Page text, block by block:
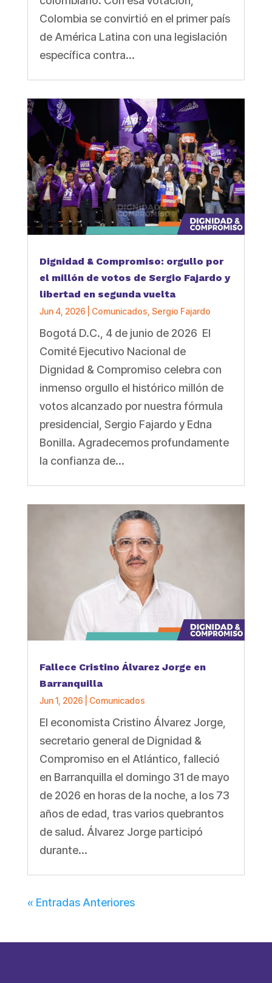
Colombia se convirtió en el primer país
de América Latina con una legislación
específica contra...
Dignidad & Compromiso: orgullo por
el millón de votos de Sergio Fajardo y
libertad en segunda vuelta
Jun 4, 2026 Comunicados Sergio Fajardo
Bogotá D.C., 4 de junio de 2026 El
Comité Ejecutivo Nacional de
Dignidad & Compromiso celebra con
inmenso orgullo el histórico millón de
votos alcanzado por nuestra fórmula
presidencial, Sergio Fajardo y Edna
Bonilla. Agradecemos profundamente
la confianza de...
Fallece Cristino Álvarez Jorge en
Barranquilla
Jun 1, 2026 Comunicados
El economista Cristino Álvarez Jorge,
secretario general de Dignidad &
Compromiso en el Atlántico, falleció
en Barranquilla el domingo 31 de mayo
de 2026 en horas de la noche, a los 73
años de edad, tras varios quebrantos
de salud. Álvarez Jorge participó
durante...
« Entradas Anteriores